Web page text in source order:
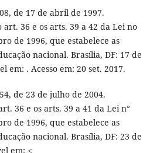
de 17 de abril de 1997.
art. 36 e os arts. 39 a 42 da Lei no
de 1996, que estabelece as
nacional. Brasília, DF: 17 de
em: . Acesso em: 20 set. 2017.
de 23 de julho de 2004.
36 e os arts. 39 a 41 da Lei n°
de 1996, que estabelece as
nacional. Brasília, DF: 23 de
em: <